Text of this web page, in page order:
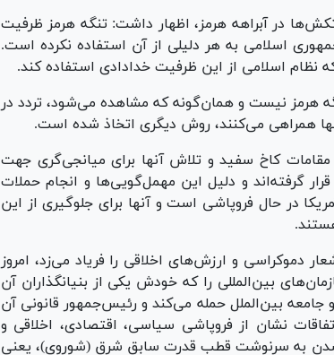
به کاهش ۹۵ درصدی تردد نفتکش‌ها در آبراهه هرمز، اظهار داشت: تنگه هرمز ظرفیت
اسلامی به هر دلیلی از آن استفاده نکرده است.
نظام اسلامی از این ظرفیت خدادادی استفاده کند.
هرمز نیست و همان‌گونه که مشاهده می‌شود، تردد در
همراهی می‌کنند، روش دیگری اتخاذ شده است.
مقامات کاخ سفید و تلاش آنها برای میانجی‌گری جهت
گرفته‌اند و دلیل این مهمل‌گویی‌ها و انجام حملات
در حال فروپاشی است و آنها برای جلوگیری از این
دموکراسی و ارزش‌های اخلاقی را فریاد می‌زد، امروز
بین‌المللی را که خودش یکی از بنیانگذاران آن
جامعه بین‌الملل حمله می‌کند و رئیس‌جمهور قانونی آن
نشان از فروپاشی سیاسی، اقتصادی، اخلاقی و
به سرنوشت قطب قدرت سابق شرق (شوروی)، یعنی